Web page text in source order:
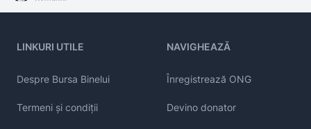
LINKURI UTILE
Despre Bursa Binelui
Termeni și condiții
NAVIGHEAZĂ
Înregistrează ONG
Devino donator